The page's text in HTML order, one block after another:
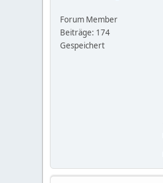
Forum Member
Beiträge: 174
Gespeichert